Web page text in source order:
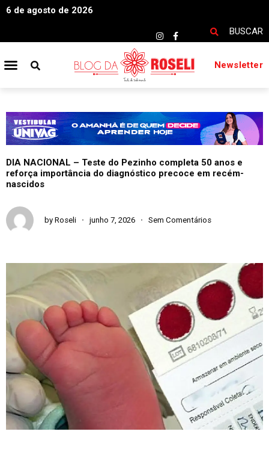
6 de agosto de 2026
BUSCAR
Newsletter
DIA NACIONAL – Teste do Pezinho completa 50 anos e
reforça importância do diagnóstico precoce em recém-
nascidos
by Roseli junho 7, 2026 Sem Comentários